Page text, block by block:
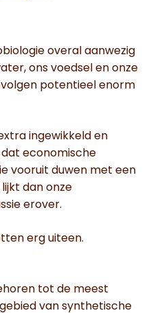
overal aanwezig
ons voedsel en onze
potentieel enorm
ingewikkeld en
dat economische
vooruit duwen met een
dan onze
erover.
erg uiteen.
tot de meest
van synthetische